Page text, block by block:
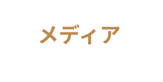
メディア